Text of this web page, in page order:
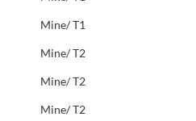
Mine/ T1
Mine/ T2
Mine/ T2
Mine/ T2